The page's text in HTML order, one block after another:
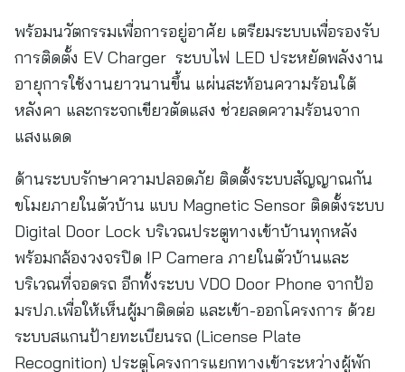
พร้อมนวัตกรรมเพื่อการอยู่อาศัย เตรียมระบบเพื่อรองรับ
การติดตั้ง EV Charger ระบบไฟ LED ประหยัดพลังงาน
อายุการใช้งานยาวนานขึ้น แผ่นสะท้อนความร้อนใต้
หลังคา และกระจกเขียวตัดแสง ช่วยลดความร้อนจาก
แสงแดด
ด้านระบบรักษาความปลอดภัย ติดตั้งระบบสัญญาณกัน
ขโมยภายในตัวบ้าน แบบ Magnetic Sensor ติดตั้งระบบ
Digital Door Lock บริเวณประตูทางเข้าบ้านทุกหลัง
พร้อมกล้องวงจรปิด IP Camera ภายในตัวบ้านและ
บริเวณที่จอดรถ อีกทั้งระบบ VDO Door Phone จากป้อ
มรปภ.เพื่อให้เห็นผู้มาติดต่อ และเข้า-ออกโครงการ ด้วย
ระบบสแกนป้ายทะเบียนรถ (License Plate
Recognition) ประตูโครงการแยกทางเข้าระหว่างผู้พัก